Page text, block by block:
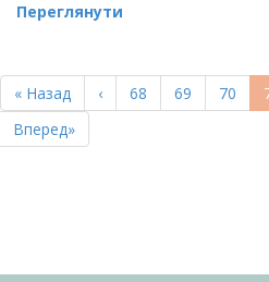
Переглянути
НА
СТОРІНКИ
Перша
сторінка
« Назад
Попередня
сторінка
‹ Page
68 Page
69 Page
70
Остання
сторінка
Вперед»